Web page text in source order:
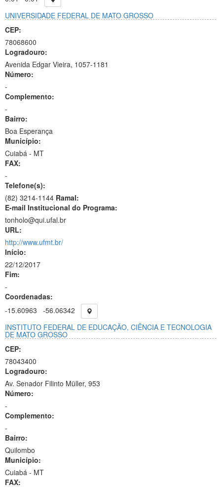
UNIVERSIDADE FEDERAL DE MATO GROSSO
CEP:
78068600
Logradouro:
Avenida Edgar Vieira, 1057-1181
Número:
-
Complemento:
-
Bairro:
Boa Esperança
Município:
Cuiabá - MT
FAX:
-
Telefone(s):
(82) 3214-1144 Ramal:
E-mail Institucional do Programa:
tonholo@qui.ufal.br
URL:
http://www.ufmt.br/
Início:
22/12/2017
Fim:
-
Coordenadas:
-15.60963
-56.06342
INSTITUTO FEDERAL DE EDUCAÇÃO, CIÊNCIA E TECNOLOGIA
DE MATO GROSSO
CEP:
78043400
Logradouro:
Av. Senador Filinto Müller, 953
Número:
-
Complemento:
-
Bairro:
Quilombo
Município:
Cuiabá - MT
FAX: